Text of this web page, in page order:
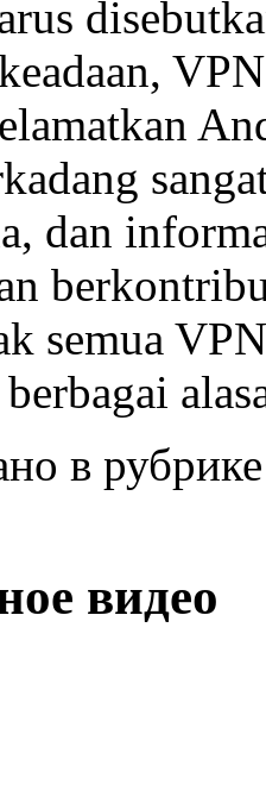
dan
semua
berbagai
в
видео